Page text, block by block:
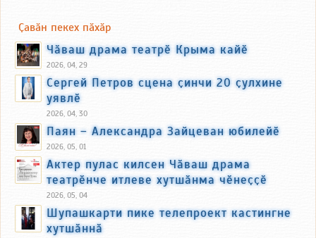
Ҫавӑн пекех пӑхӑр
Чӑваш драма театрӗ Крыма кайӗ
2026, 04, 29
Сергей Петров сцена ҫинчи 20 ҫулхине
уявлӗ
2026, 04, 30
Паян – Александра Зайцеван юбилейӗ
2026, 05, 01
Актер пулас килсен Чӑваш драма
театрӗнче итлеве хутшӑнма чӗнеҫҫӗ
2026, 05, 04
Шупашкарти пике телепроект кастингне
хутшӑннӑ